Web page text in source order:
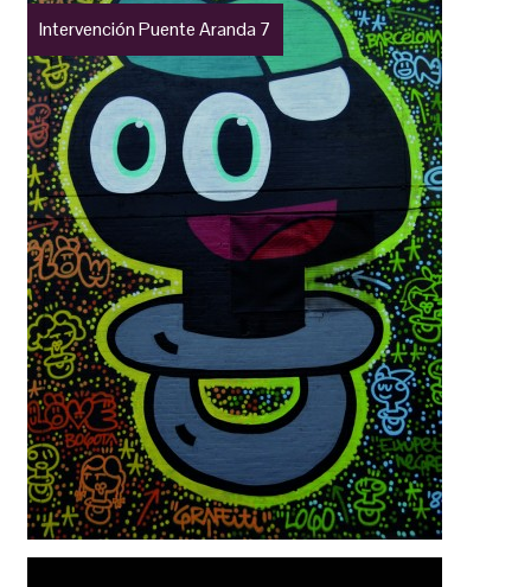
Intervención Puente Aranda 7